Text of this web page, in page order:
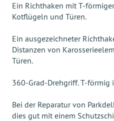
Ein Richthaken mit T-
Kotflügeln und Türen.
Ein ausgezeichneter
Distanzen von
Türen.
360-Grad-Drehgriff. T-förmig
Bei der Reparatur von
dies gut mit einem